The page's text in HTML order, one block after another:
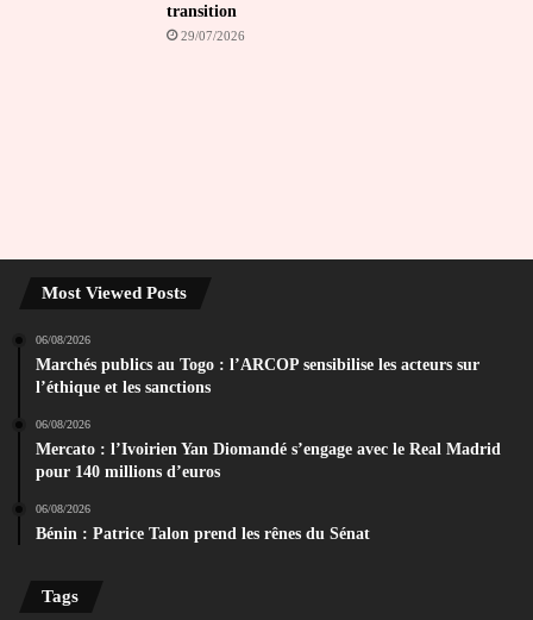
transition
29/07/2026
Most Viewed Posts
06/08/2026
Marchés publics au Togo : l’ARCOP sensibilise les acteurs sur
l’éthique et les sanctions
06/08/2026
Mercato : l’Ivoirien Yan Diomandé s’engage avec le Real Madrid
pour 140 millions d’euros
06/08/2026
Bénin : Patrice Talon prend les rênes du Sénat
Tags